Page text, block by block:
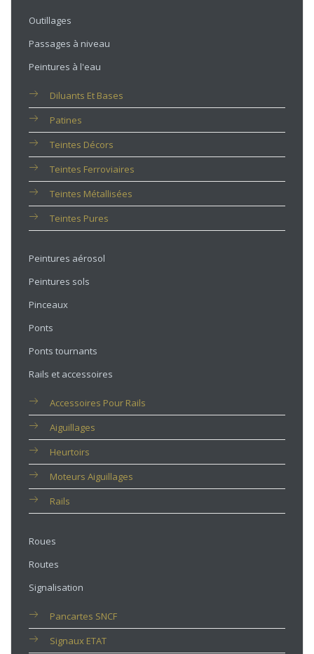
Outillages
Passages à niveau
Peintures à l'eau
Diluants Et Bases
Patines
Teintes Décors
Teintes Ferroviaires
Teintes Métallisées
Teintes Pures
Peintures aérosol
Peintures sols
Pinceaux
Ponts
Ponts tournants
Rails et accessoires
Accessoires Pour Rails
Aiguillages
Heurtoirs
Moteurs Aiguillages
Rails
Roues
Routes
Signalisation
Pancartes SNCF
Signaux ETAT